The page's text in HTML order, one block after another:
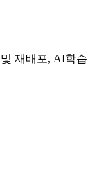
재배포, AI학습